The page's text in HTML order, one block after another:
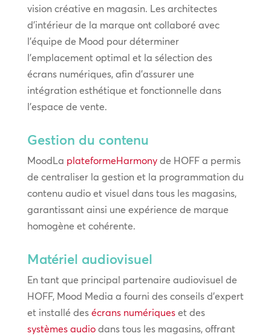
vision créative en magasin. Les architectes
d’intérieur de la marque ont collaboré avec
l’équipe de Mood pour déterminer
l’emplacement optimal et la sélection des
écrans numériques, afin d’assurer une
intégration esthétique et fonctionnelle dans
l’espace de vente.
Gestion du contenu
MoodLa plateformeHarmony de HOFF a permis
de centraliser la gestion et la programmation du
contenu audio et visuel dans tous les magasins,
garantissant ainsi une expérience de marque
homogène et cohérente.
Matériel audiovisuel
En tant que principal partenaire audiovisuel de
HOFF, Mood Media a fourni des conseils d’expert
et installé des écrans numériqueset des
systèmes audiodans tous les magasins, offrant